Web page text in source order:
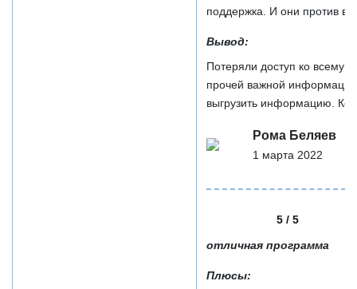
поддержка. И они против
Вывод:
Потеряли доступ ко всему
прочей важной
выгрузить информацию.
Рома Беляев
1 марта 2022
5 / 5
отличная программа
Плюсы: